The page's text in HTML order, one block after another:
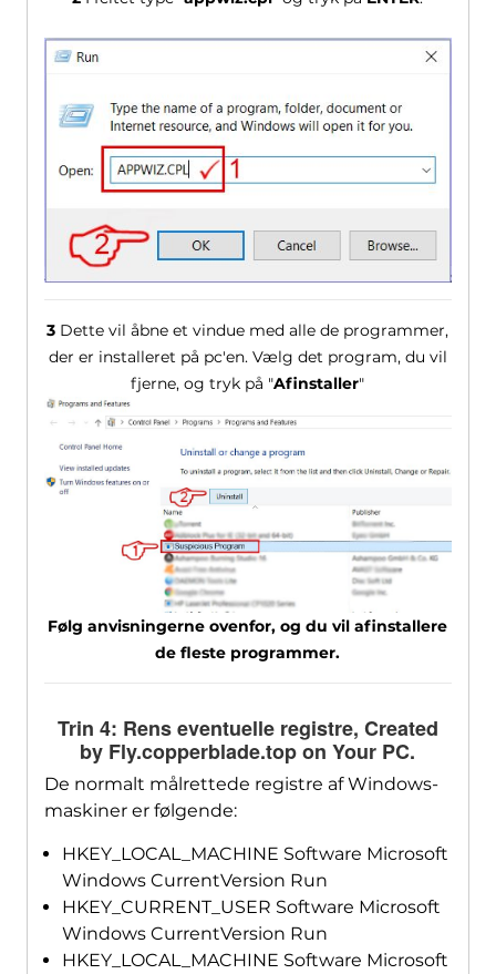
3 Dette vil åbne et vindue med alle de programmer,
der er installeret på pc'en. Vælg det program, du vil
fjerne, og tryk på "Afinstaller"
Følg anvisningerne ovenfor, og du vil afinstallere
de fleste programmer.
Trin 4: Rens eventuelle registre, Created
by Fly.copperblade.top on Your PC.
De normalt målrettede registre af Windows-
maskiner er følgende:
HKEY_LOCAL_MACHINE Software Microsoft
Windows CurrentVersion Run
HKEY_CURRENT_USER Software Microsoft
Windows CurrentVersion Run
HKEY_LOCAL_MACHINE Software Microsoft